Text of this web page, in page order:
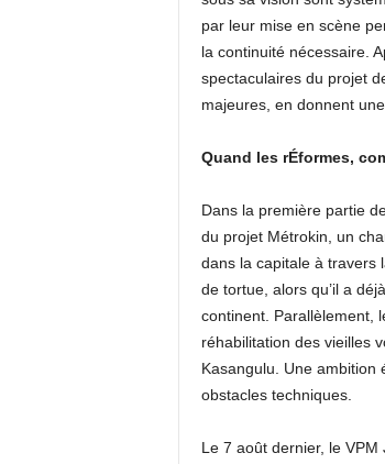
par leur mise en scène
la continuité nécessaire.
spectaculaires du projet
majeures, en donnent
Quand les rÉformes,
Dans la première partie
du projet Métrokin, un
dans la capitale à travers
de tortue, alors qu’il a
continent. Parallèlement,
réhabilitation des vieilles
Kasangulu. Une ambition
obstacles techniques.
Le 7 août dernier, le